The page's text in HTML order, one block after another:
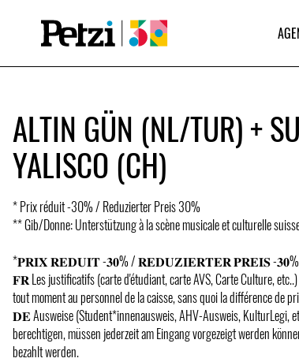
ALTIN GÜN (NL/TUR) +
YALISCO (CH)
* Prix réduit -30% / Reduzierter Preis 30%
** Gib/Donne: Unterstützung à la scène musicale et culturelle
*𝐏𝐑𝐈𝐗 𝐑𝐄𝐃𝐔𝐈𝐓 -𝟑𝟎% / 𝐑𝐄𝐃𝐔𝐙𝐈𝐄𝐑𝐓𝐄𝐑 𝐏𝐑𝐄𝐈𝐒 -
𝐅𝐑 Les justificatifs (carte d'étudiant, carte AVS, Carte Culture,
tout moment au personnel de la caisse, sans quoi la différence de
𝐃𝐄 Ausweise (Student*innenausweis, AHV-Ausweis, KulturLegi,
berechtigen, müssen jederzeit am Eingang vorgezeigt werden
bezahlt werden.